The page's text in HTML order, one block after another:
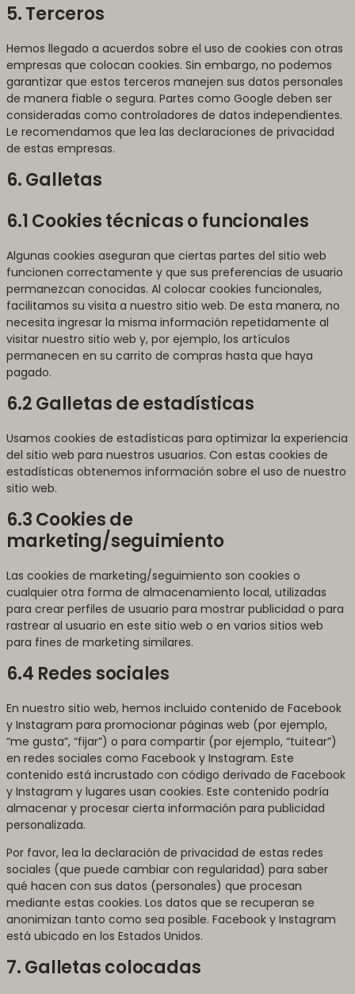
5. Terceros
Hemos llegado a acuerdos sobre el uso de cookies con otras
empresas que colocan cookies. Sin embargo, no podemos
garantizar que estos terceros manejen sus datos personales
de manera fiable o segura. Partes como Google deben ser
consideradas como controladores de datos independientes.
Le recomendamos que lea las declaraciones de privacidad
de estas empresas.
6. Galletas
6.1 Cookies técnicas o funcionales
Algunas cookies aseguran que ciertas partes del sitio web
funcionen correctamente y que sus preferencias de usuario
permanezcan conocidas. Al colocar cookies funcionales,
facilitamos su visita a nuestro sitio web. De esta manera, no
necesita ingresar la misma información repetidamente al
visitar nuestro sitio web y, por ejemplo, los artículos
permanecen en su carrito de compras hasta que haya
pagado.
6.2 Galletas de estadísticas
Usamos cookies de estadísticas para optimizar la experiencia
del sitio web para nuestros usuarios. Con estas cookies de
estadísticas obtenemos información sobre el uso de nuestro
sitio web.
6.3 Cookies de
marketing/seguimiento
Las cookies de marketing/seguimiento son cookies o
cualquier otra forma de almacenamiento local, utilizadas
para crear perfiles de usuario para mostrar publicidad o para
rastrear al usuario en este sitio web o en varios sitios web
para fines de marketing similares.
6.4 Redes sociales
En nuestro sitio web, hemos incluido contenido de Facebook
y Instagram para promocionar páginas web (por ejemplo,
“me gusta”, “fijar”) o para compartir (por ejemplo, “tuitear”)
en redes sociales como Facebook y Instagram. Este
contenido está incrustado con código derivado de Facebook
y Instagram y lugares usan cookies. Este contenido podría
almacenar y procesar cierta información para publicidad
personalizada.
Por favor, lea la declaración de privacidad de estas redes
sociales (que puede cambiar con regularidad) para saber
qué hacen con sus datos (personales) que procesan
mediante estas cookies. Los datos que se recuperan se
anonimizan tanto como sea posible. Facebook y Instagram
está ubicado en los Estados Unidos.
7. Galletas colocadas